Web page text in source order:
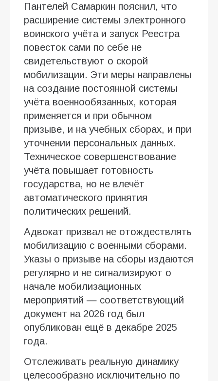
Пантелей Самаркин пояснил, что
расширение системы электронного
воинского учёта и запуск Реестра
повесток сами по себе не
свидетельствуют о скорой
мобилизации. Эти меры направлены
на создание постоянной системы
учёта военнообязанных, которая
применяется и при обычном
призыве, и на учебных сборах, и при
уточнении персональных данных.
Техническое совершенствование
учёта повышает готовность
государства, но не влечёт
автоматического принятия
политических решений.
Адвокат призвал не отождествлять
мобилизацию с военными сборами.
Указы о призыве на сборы издаются
регулярно и не сигнализируют о
начале мобилизационных
мероприятий — соответствующий
документ на 2026 год был
опубликован ещё в декабре 2025
года.
Отслеживать реальную динамику
целесообразно исключительно по